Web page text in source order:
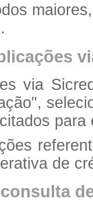
via
de